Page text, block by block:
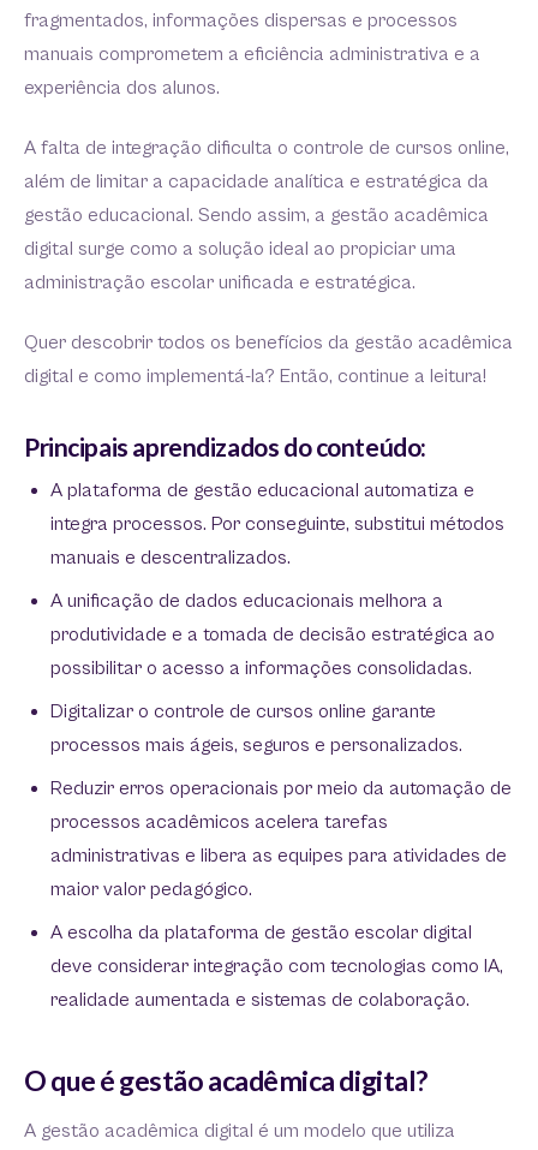
fragmentados, informações dispersas e processos
manuais comprometem a eficiência administrativa e a
experiência dos alunos.
A falta de integração dificulta o controle de cursos online,
além de limitar a capacidade analítica e estratégica da
gestão educacional. Sendo assim, a gestão acadêmica
digital surge como a solução ideal ao propiciar uma
administração escolar unificada e estratégica.
Quer descobrir todos os benefícios da gestão acadêmica
digital e como implementá-la? Então, continue a leitura!
Principais aprendizados do conteúdo:
A plataforma de gestão educacional automatiza e
integra processos. Por conseguinte, substitui métodos
manuais e descentralizados.
A unificação de dados educacionais melhora a
produtividade e a tomada de decisão estratégica ao
possibilitar o acesso a informações consolidadas.
Digitalizar o controle de cursos online garante
processos mais ágeis, seguros e personalizados.
Reduzir erros operacionais por meio da automação de
processos acadêmicos acelera tarefas
administrativas e libera as equipes para atividades de
maior valor pedagógico.
A escolha da plataforma de gestão escolar digital
deve considerar integração com tecnologias como IA,
realidade aumentada e sistemas de colaboração.
O que é gestão acadêmica digital?
A gestão acadêmica digital é um modelo que utiliza